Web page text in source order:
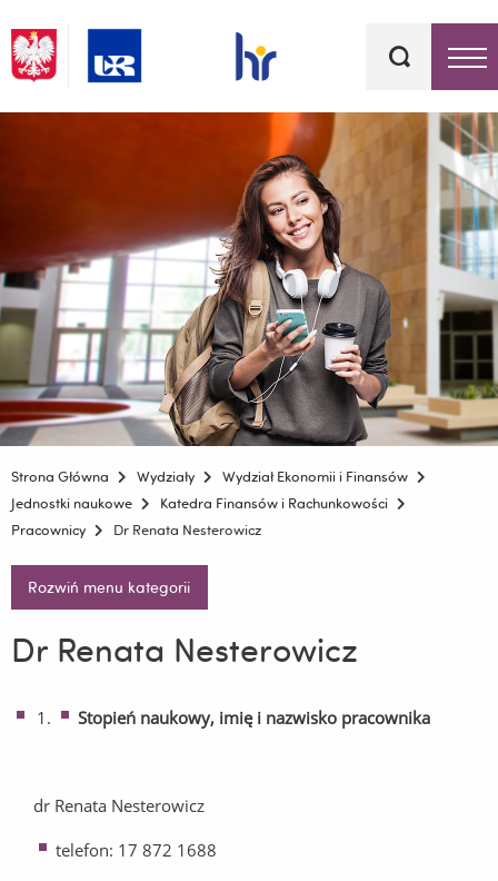
kluczowe
Strona Główna Wydziały
Wydział Ekonomii i Finansów
Jednostki naukowe
Katedra Finansów i Rachunkowości
Pracownicy
Dr Renata Nesterowicz
Rozwiń menu kategorii
Dr Renata Nesterowicz
Stopień naukowy, imię i nazwisko pracownika
dr Renata Nesterowicz
telefon: 17 872 1688